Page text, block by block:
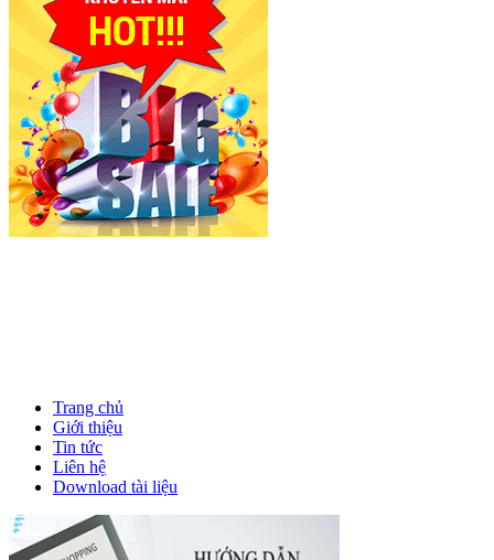
Trang chủ
Giới thiệu
Tin tức
Liên hệ
Download tài liệu